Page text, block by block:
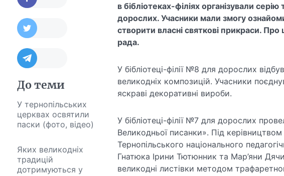
До теми
У тернопільських
церквах освятили
паски (фото, відео)
Яких великодніх
традицій
дотримуються у
в бібліотеках-філіях організували
дорослих. Учасники мали змогу
створити власні святкові прикраси. Про
рада.
У бібліотеці-філії №8 для дорослих
великодніх композицій. Учасники
яскраві декоративні вироби.
У бібліотеці-філії №7 для дорослих
Великодньої писанки». Під
Тернопільського національного
Гнатюка Ірини Тютюнник та Мар’яни
великодні листівки методом